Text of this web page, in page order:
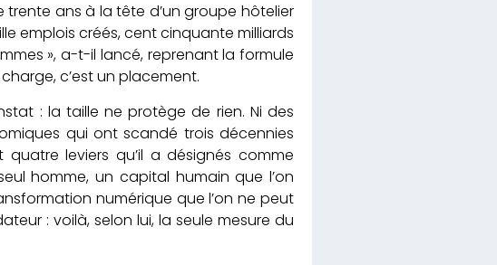
trente ans à la tête d’un groupe hôtelier
emplois créés, cent cinquante milliards
», a-t-il lancé, reprenant la formule
c’est un placement.
: la taille ne protège de rien. Ni des
qui ont scandé trois décennies
leviers qu’il a désignés comme
homme, un capital humain que l’on
numérique que l’on ne peut
: voilà, selon lui, la seule mesure du